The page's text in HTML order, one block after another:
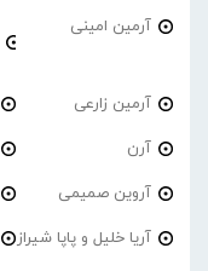
آرمین امینی
آرمین زارعی
آرن
آروین صمیمی
آریا خلیل و پاپا شیراز